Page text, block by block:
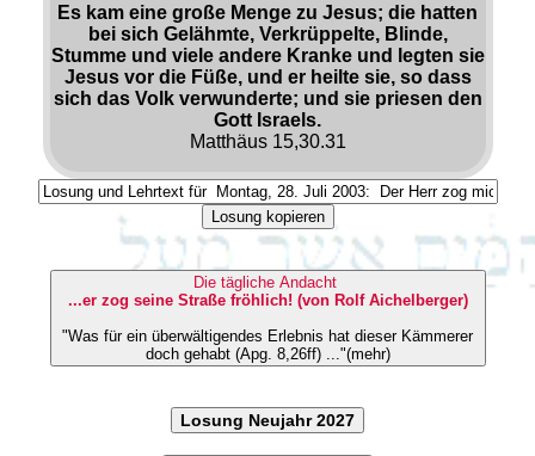
Es kam eine große Menge zu Jesus; die hatten
bei sich Gelähmte, Verkrüppelte, Blinde,
Stumme und viele andere Kranke und legten sie
Jesus vor die Füße, und er heilte sie, so dass
sich das Volk verwunderte; und sie priesen den
Gott Israels.
Matthäus 15,30.31
Losung kopieren
Die tägliche Andacht
...er zog seine Straße fröhlich! (von Rolf Aichelberger)
"Was für ein überwältigendes Erlebnis hat dieser Kämmerer
doch gehabt (Apg. 8,26ff) ..."(mehr)
Losung Neujahr 2027